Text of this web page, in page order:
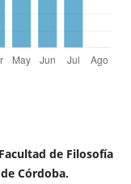
de Filosofía
Córdoba.